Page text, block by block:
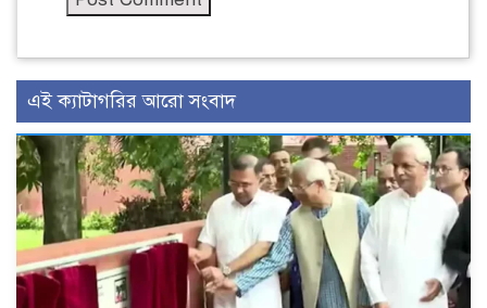
এই ক্যাটাগরির আরো সংবাদ